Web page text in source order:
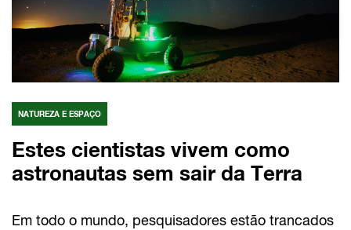
NATUREZA E ESPAÇO
Estes cientistas vivem como
astronautas sem sair da Terra
Em todo o mundo, pesquisadores estão trancados